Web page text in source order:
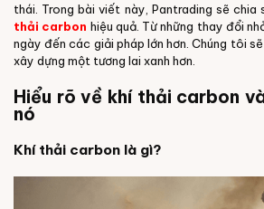
thái. Trong bài viết này, Pantrading sẽ chia
thải carbon hiệu quả. Từ những thay đổi
ngày đến các giải pháp lớn hơn. Chúng tôi
xây dựng một tương lai xanh hơn.
Hiểu rõ về khí thải carbon
nó
Khí thải carbon là gì?